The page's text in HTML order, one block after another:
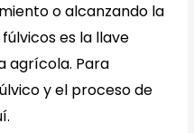
o alcanzando la
es la llave
agrícola. Para
y el proceso de
.